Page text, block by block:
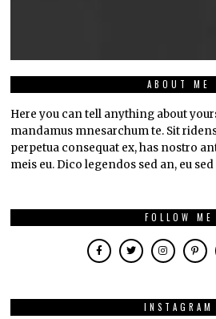
ABOUT ME
Here you can tell anything about
mandamus mnesarchum te. Sit
perpetua consequat ex, has nostro
meis eu. Dico legendos sed an, eu
FOLLOW ME
INSTAGRAM